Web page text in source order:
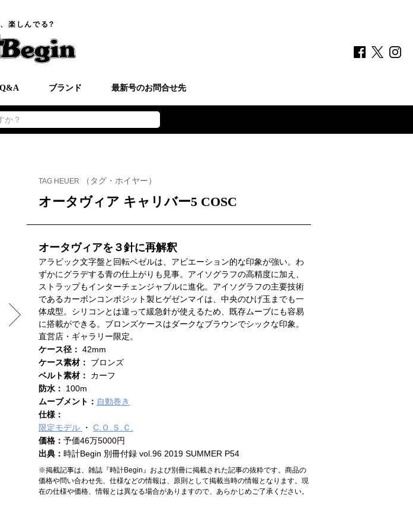
楽しんでる?
Q&A ブランド 最新号のお問合せ先
か？
TAG HEUER （タグ・ホイヤー）
オータヴィア キャリバー5 COSC
オータヴィアを３針に再解釈
アラビック文字盤と回転ベゼルは、アビエーション的な印象が強い。わ
ずかにグラデする青の仕上がりも見事。アイソグラフの高精度に加え、
ストラップもインターチェンジャブルに進化。アイソグラフの主要技術
であるカーボンコンポジット製ヒゲゼンマイは、中央のひげ玉までも一
体成型。シリコンとは違って緩急針が使えるため、既存ムーブにも容易
に搭載ができる。ブロンズケースはダークなブラウンでシックな印象。
直営店・ギャラリー限定。
ケース径： 42mm
ケース素材： ブロンズ
ベルト素材： カーフ
防水： 100m
ムーブメント： 自動巻き
仕様：
限定モデル
C.Ｏ.Ｓ.Ｃ.
価格： 予価46万5000円
出典： 時計Begin 別冊付録 vol.96 2019 SUMMER P54
※掲載記事は、雑誌『時計Begin』および別冊に掲載された記事の抜粋です。商品の
価格や問い合わせ先、仕様などの情報は、原則として掲載当時の情報となります。現
在の仕様や価格、情報とは異なる場合がありますので、あらかじめご了承ください。